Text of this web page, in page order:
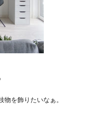
を飾りたいなぁ。